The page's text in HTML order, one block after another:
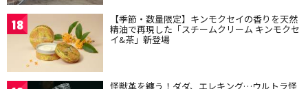
18 【季節・数量限定】キンモクセイの香りを天然
精油で再現した「スチームクリーム キンモクセ
イ&茶」新登場
怪獣革を纏う！ダダ、エレキング…ウルトラ怪